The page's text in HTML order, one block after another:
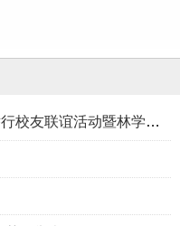
福建农林大学校友会龙岩联络处举行校友联谊活动暨林学、生物医药